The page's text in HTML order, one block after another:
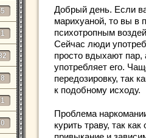
Добрый день. Если
марихуаной, то вы в
психотропным
Сейчас люди
просто вдыхают пар,
употребляет его.
передозировку, так
к подобному исходу.
Проблема
курить траву, так